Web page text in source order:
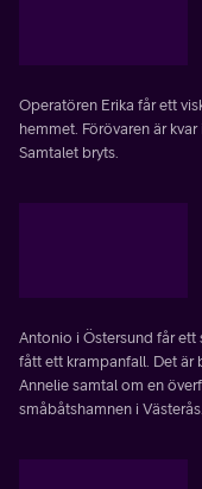
Operatören Erika får ett
hemmet. Förövaren är
Samtalet bryts.
Antonio i Östersund får
fått ett krampanfall. Det är
Annelie samtal om en
småbåtshamnen i Västerås.